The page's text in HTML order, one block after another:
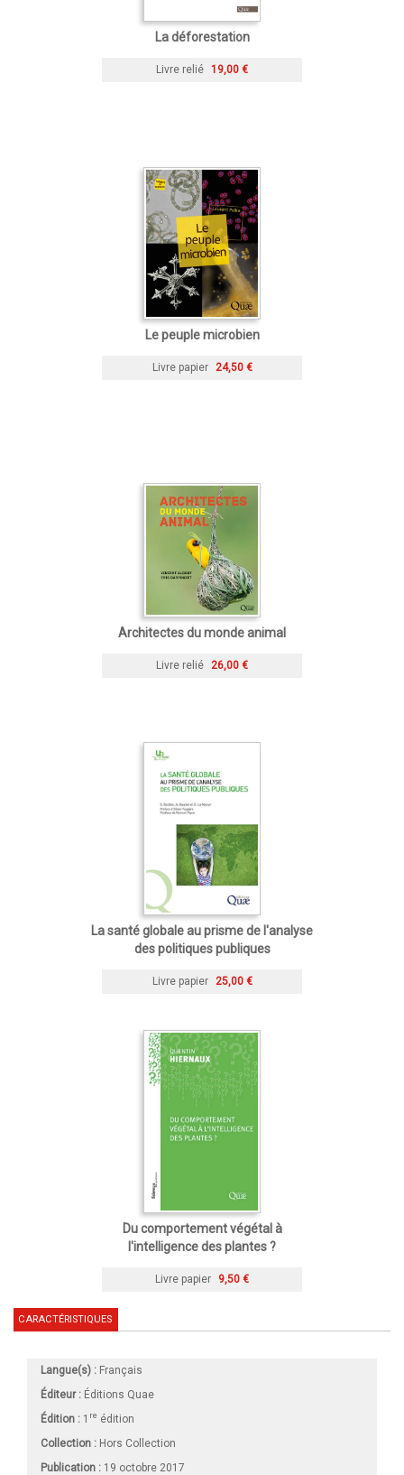
La déforestation
Livre relié 19,00 €
Le peuple microbien
Livre papier 24,50 €
Architectes du monde animal
Livre relié 26,00 €
La santé globale au prisme de l'analyse
des politiques publiques
Livre papier 25,00 €
Du comportement végétal à
l'intelligence des plantes ?
Livre papier 9,50 €
CARACTÉRISTIQUES
Langue(s) : Français
Éditeur : Éditions Quae
Édition : 1 re édition
Collection : Hors Collection
Publication : 19 octobre 2017